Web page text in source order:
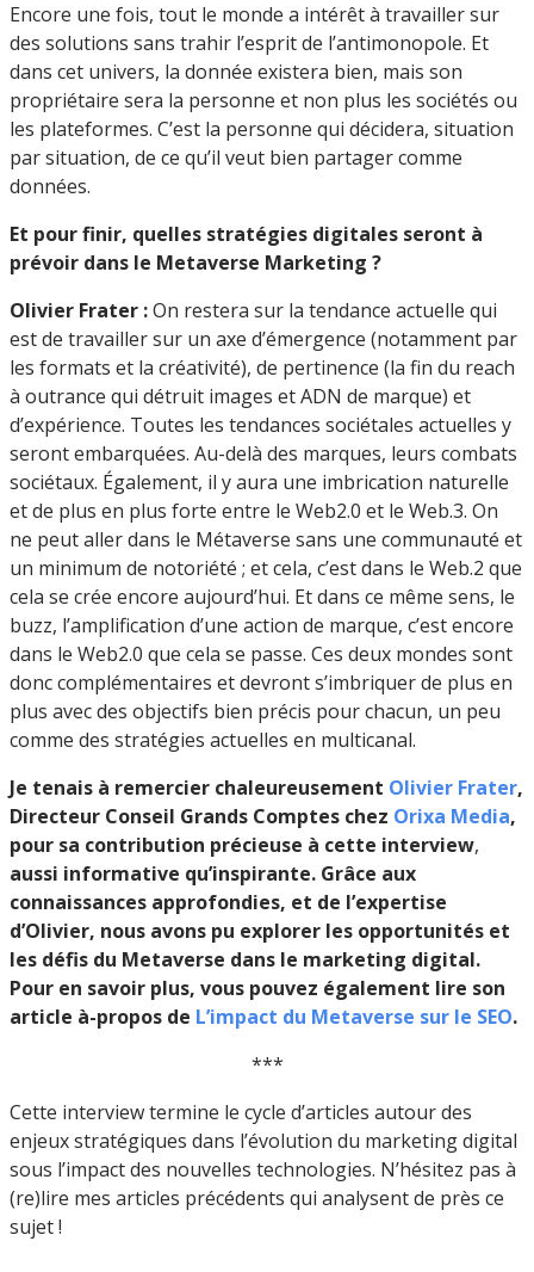
Encore une fois, tout le monde a intérêt à travailler sur
des solutions sans trahir l’esprit de l’antimonopole. Et
dans cet univers, la donnée existera bien, mais son
propriétaire sera la personne et non plus les sociétés ou
les plateformes. C’est la personne qui décidera, situation
par situation, de ce qu’il veut bien partager comme
données.
Et pour finir, quelles stratégies digitales seront à
prévoir dans le Metaverse Marketing ?
Olivier Frater :On restera sur la tendance actuelle qui
est de travailler sur un axe d’émergence (notamment par
les formats et la créativité), de pertinence (la fin du reach
à outrance qui détruit images et ADN de marque) et
d’expérience. Toutes les tendances sociétales actuelles y
seront embarquées. Au-delà des marques, leurs combats
sociétaux. Également, il y aura une imbrication naturelle
et de plus en plus forte entre le Web2.0 et le Web.3. On
ne peut aller dans le Métaverse sans une communauté et
un minimum de notoriété ; et cela, c’est dans le Web.2 que
cela se crée encore aujourd’hui. Et dans ce même sens, le
buzz, l’amplification d’une action de marque, c’est encore
dans le Web2.0 que cela se passe. Ces deux mondes sont
donc complémentaires et devront s’imbriquer de plus en
plus avec des objectifs bien précis pour chacun, un peu
comme des stratégies actuelles en multicanal.
Je tenais à remercier chaleureusement Olivier Frater,
Directeur Conseil Grands Comptes chez Orixa Media,
pour sa contribution précieuse à cette interview,
aussi informative qu’inspirante. Grâce aux
connaissances approfondies, et de l’expertise
d’Olivier, nous avons pu explorer les opportunités et
les défis du Metaverse dans le marketing digital.
Pour en savoir plus, vous pouvez également lire son
article à-propos de L’impact du Metaverse sur le SEO.
***
Cette interview termine le cycle d’articles autour des
enjeux stratégiques dans l’évolution du marketing digital
sous l’impact des nouvelles technologies. N’hésitez pas à
(re)lire mes articles précédents qui analysent de près ce
sujet !